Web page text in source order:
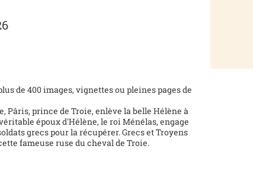
de 400 images, vignettes ou pleines pages de
Pâris, prince de Troie, enlève la belle Hélène à
époux d'Hélène, le roi Ménélas, engage
grecs pour la récupérer. Grecs et Troyens
fameuse ruse du cheval de Troie.